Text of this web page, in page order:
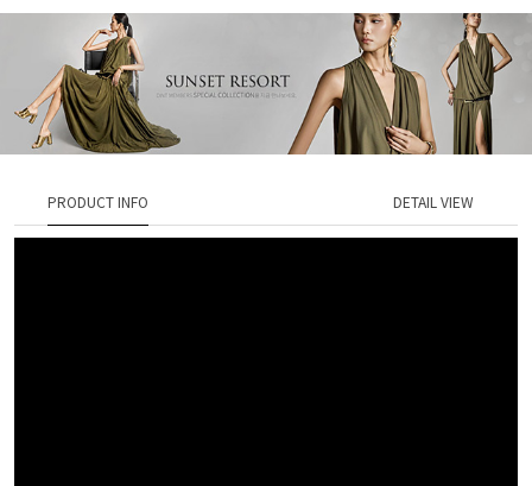
PRODUCT INFO DETAIL VIEW